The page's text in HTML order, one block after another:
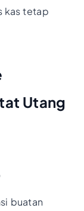
kas tetap
Utang
buatan